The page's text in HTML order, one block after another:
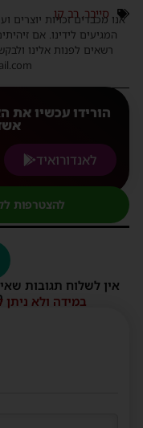
סייבר, רב קו
אנו מכבדים זכויות יוצרים
המגיעים לידינו. אם
רשאים לפנות אלינו
הורידו עכשיו את
לאנדורואיד
להצטרפות
אין לשלוח תגובות
במידה ולא